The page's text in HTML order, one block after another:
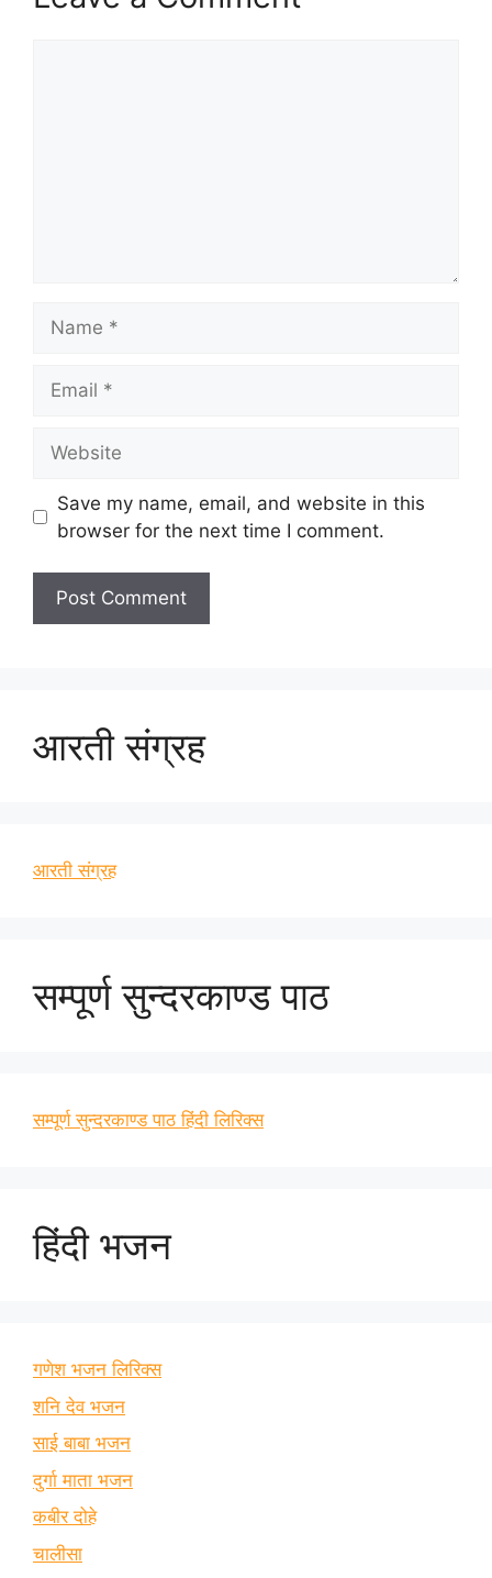
Save my name, email, and website in this
browser for the next time I comment.
आरती संग्रह
आरती संग्रह
सम्पूर्ण सुन्दरकाण्ड पाठ
सम्पूर्ण सुन्दरकाण्ड पाठ हिंदी लिरिक्स
हिंदी भजन
गणेश भजन लिरिक्स
शनि देव भजन
साई बाबा भजन
दुर्गा माता भजन
कबीर दोहे
चालीसा